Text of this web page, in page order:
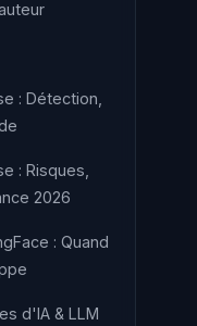
: Détection,
: Risques,
2026
: Quand
d'IA & LLM